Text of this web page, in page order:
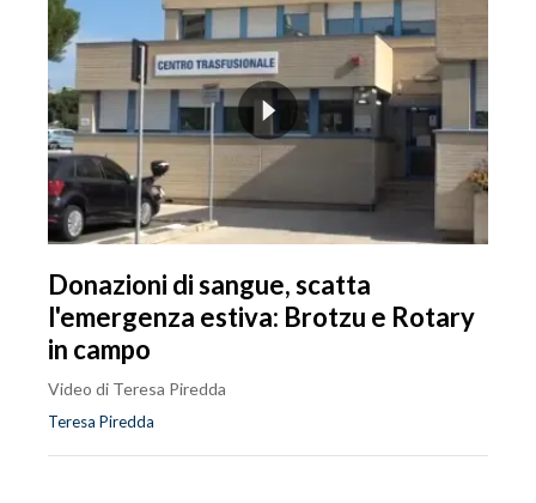
Donazioni di sangue, scatta
l'emergenza estiva: Brotzu e Rotary
in campo
Video di Teresa Piredda
Teresa Piredda